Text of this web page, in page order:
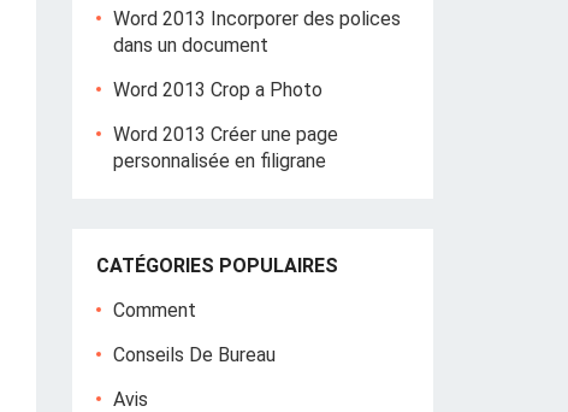
Word 2013 Incorporer des polices
dans un document
Word 2013 Crop a Photo
Word 2013 Créer une page
personnalisée en filigrane
CATÉGORIES POPULAIRES
Comment
Conseils De Bureau
Avis